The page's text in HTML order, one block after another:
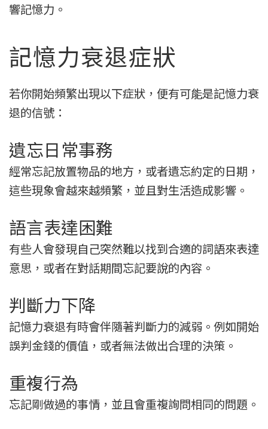
響記憶力。
記憶力衰退症狀
若你開始頻繁出現以下症狀，便有可能是記憶力衰
退的信號：
遺忘日常事務
經常忘記放置物品的地方，或者遺忘約定的日期，
這些現象會越來越頻繁，並且對生活造成影響。
語言表達困難
有些人會發現自己突然難以找到合適的詞語來表達
意思，或者在對話期間忘記要說的內容。
判斷力下降
記憶力衰退有時會伴隨著判斷力的減弱。例如開始
誤判金錢的價值，或者無法做出合理的決策。
重複行為
忘記剛做過的事情，並且會重複詢問相同的問題。